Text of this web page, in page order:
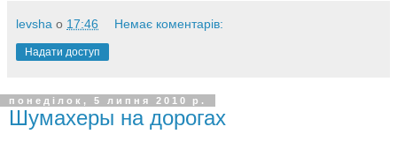
levsha о 17:46 Немає коментарів:
Надати доступ
понеділок, 5 липня 2010 р.
Шумахеры на дорогах